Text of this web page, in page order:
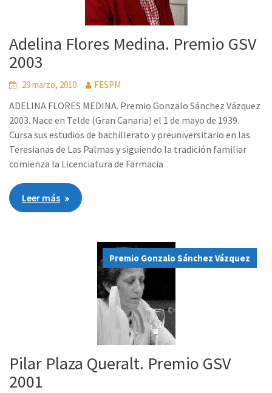
Adelina Flores Medina. Premio GSV
2003
29 marzo, 2010 FESPM
ADELINA FLORES MEDINA. Premio Gonzalo Sánchez Vázquez
2003. Nace en Telde (Gran Canaria) el 1 de mayo de 1939.
Cursa sus estudios de bachillerato y preuniversitario en las
Teresianas de Las Palmas y siguiendo la tradición familiar
comienza la Licenciatura de Farmacia
Leer más
Premio Gonzalo Sánchez Vázquez
Pilar Plaza Queralt. Premio GSV
2001